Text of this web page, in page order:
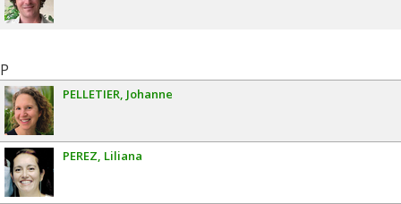
P
PELLETIER Johanne
PEREZ Liliana